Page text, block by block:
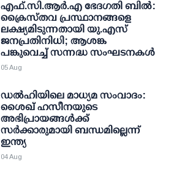
എഫ്.സി.ആര്‍.എ ഭേദഗതി ബില്‍:
ക്രൈസ്തവ പ്രസ്ഥാനങ്ങളെ
ലക്ഷ്യമിടുന്നതായി യു.എസ്
ജനപ്രതിനിധി; ആശങ്ക
പങ്കുവെച്ച് സന്നദ്ധ സംഘടനകള്‍
05 Aug
ഡല്‍ഹിയിലെ മാധ്യമ സംവാദം:
ശൈഖ് ഹസീനയുടെ
അഭിപ്രായങ്ങള്‍ക്ക്
സര്‍ക്കാരുമായി ബന്ധമില്ലെന്ന്
ഇന്ത്യ
04 Aug